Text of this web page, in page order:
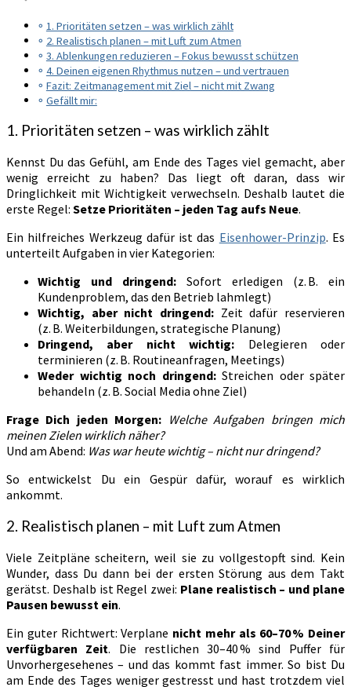
1. Prioritäten setzen – was wirklich zählt
2. Realistisch planen – mit Luft zum Atmen
3. Ablenkungen reduzieren – Fokus bewusst schützen
4. Deinen eigenen Rhythmus nutzen – und vertrauen
Fazit: Zeitmanagement mit Ziel – nicht mit Zwang
Gefällt mir:
1. Prioritäten setzen – was wirklich zählt
Kennst Du das Gefühl, am Ende des Tages viel gemacht, aber
wenig erreicht zu haben? Das liegt oft daran, dass wir
Dringlichkeit mit Wichtigkeit verwechseln. Deshalb lautet die
erste Regel: Setze Prioritäten – jeden Tag aufs Neue.
Ein hilfreiches Werkzeug dafür ist das Eisenhower-Prinzip. Es
unterteilt Aufgaben in vier Kategorien:
Wichtig und dringend: Sofort erledigen (z. B. ein
Kundenproblem, das den Betrieb lahmlegt)
Wichtig, aber nicht dringend: Zeit dafür reservieren
(z. B. Weiterbildungen, strategische Planung)
Dringend, aber nicht wichtig: Delegieren oder
terminieren (z. B. Routineanfragen, Meetings)
Weder wichtig noch dringend:Streichen oder später
behandeln (z. B. Social Media ohne Ziel)
Frage Dich jeden Morgen: Welche Aufgaben bringen mich
meinen Zielen wirklich näher?
Und am Abend: Was war heute wichtig – nicht nur dringend?
So entwickelst Du ein Gespür dafür, worauf es wirklich
ankommt.
2. Realistisch planen – mit Luft zum Atmen
Viele Zeitpläne scheitern, weil sie zu vollgestopft sind. Kein
Wunder, dass Du dann bei der ersten Störung aus dem Takt
gerätst. Deshalb ist Regel zwei: Plane realistisch – und plane
Pausen bewusst ein.
Ein guter Richtwert: Verplane nicht mehr als 60–70 % Deiner
verfügbaren Zeit. Die restlichen 30–40 % sind Puffer für
Unvorhergesehenes – und das kommt fast immer. So bist Du
am Ende des Tages weniger gestresst und hast trotzdem viel